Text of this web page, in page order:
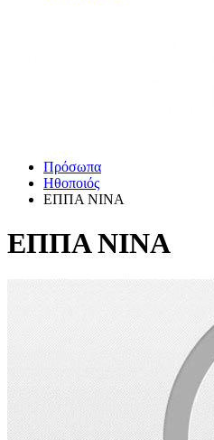
Πρόσωπα
Ηθοποιός
ΕΠΠΑ ΝΙΝΑ
ΕΠΠΑ ΝΙΝΑ